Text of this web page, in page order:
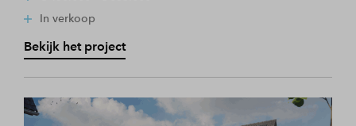
In verkoop
Bekijk het project